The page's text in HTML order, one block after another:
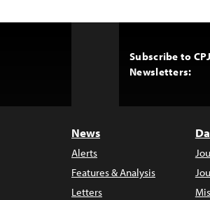
Subscribe to CPJ
Newsletters:
News
Alerts
Features & Analysis
Letters